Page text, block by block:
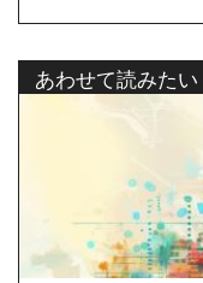
しての働...
あわせて読みたい